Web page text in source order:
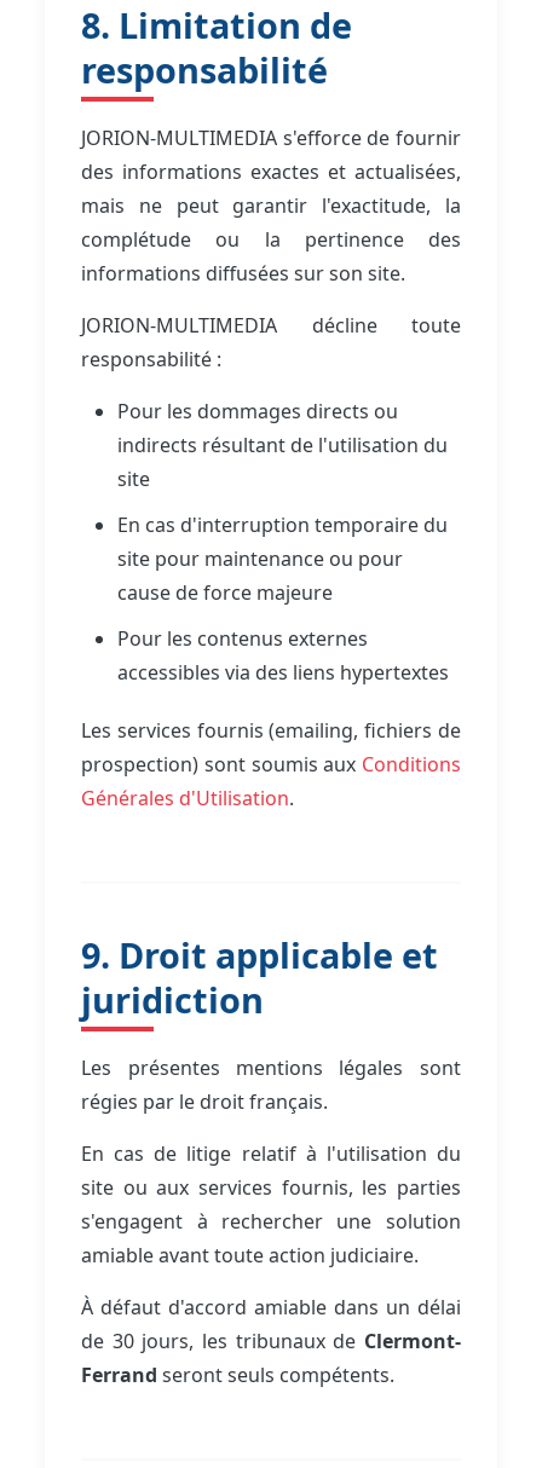
8. Limitation de
responsabilité
JORION-MULTIMEDIA s'efforce de fournir
des informations exactes et actualisées,
mais ne peut garantir l'exactitude, la
complétude ou la pertinence des
informations diffusées sur son site.
JORION-MULTIMEDIA décline toute
responsabilité :
Pour les dommages directs ou
indirects résultant de l'utilisation du
site
En cas d'interruption temporaire du
site pour maintenance ou pour
cause de force majeure
Pour les contenus externes
accessibles via des liens hypertextes
Les services fournis (emailing, fichiers de
prospection) sont soumis aux Conditions
Générales d'Utilisation.
9. Droit applicable et
juridiction
Les présentes mentions légales sont
régies par le droit français.
En cas de litige relatif à l'utilisation du
site ou aux services fournis, les parties
s'engagent à rechercher une solution
amiable avant toute action judiciaire.
À défaut d'accord amiable dans un délai
de 30 jours, les tribunaux de Clermont-
Ferrand seront seuls compétents.